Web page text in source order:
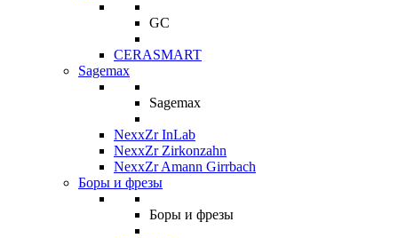
GC
CERASMART
Sagemax
Sagemax
NexxZr InLab
NexxZr Zirkonzahn
NexxZr Amann Girrbach
Боры и фрезы
Боры и фрезы